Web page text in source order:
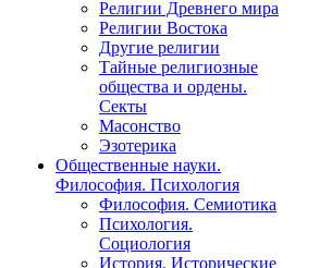
Религии Древнего мира
Религии Востока
Другие религии
Тайные религиозные
общества и ордены.
Секты
Масонство
Эзотерика
Общественные науки.
Философия. Психология
Философия. Семиотика
Психология.
Социология
История. Исторические